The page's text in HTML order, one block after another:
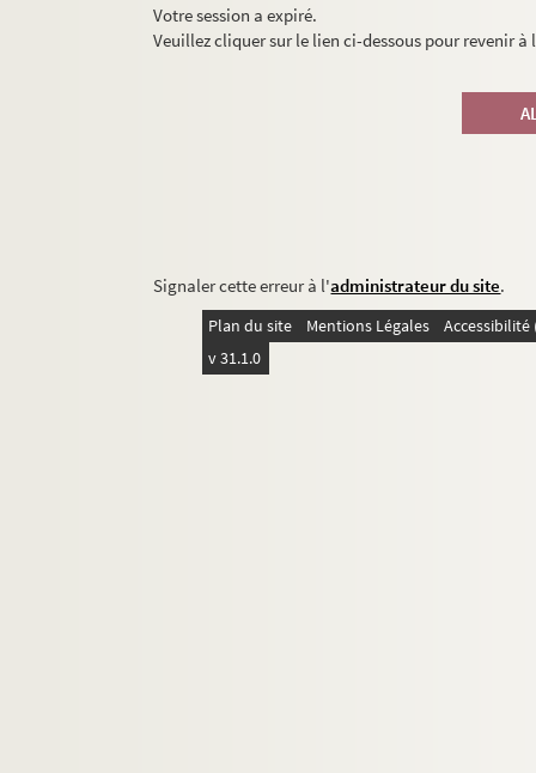
Votre session a expiré.
Veuillez cliquer sur le lien ci-dessous pour revenir
Signaler cette erreur à l'administrateur du site.
Plan du site Mentions Légales
v 31.1.0